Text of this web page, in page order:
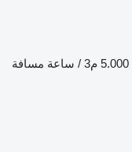
5.000 م3 / ساعة
مسافة